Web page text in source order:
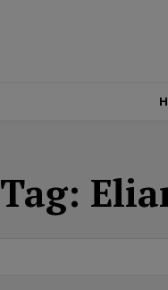
Tag: